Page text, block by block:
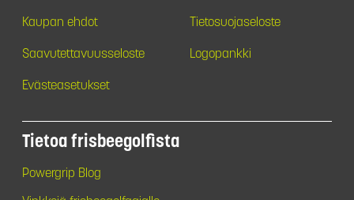
Kaupan ehdot Tietosuojaseloste
Saavutettavuusseloste Logopankki
Evästeasetukset
Tietoa frisbeegolfista
Powergrip Blog